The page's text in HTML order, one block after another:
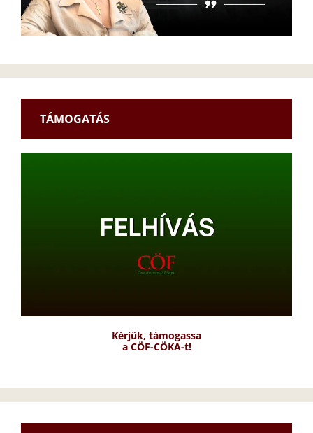
TÁMOGATÁS
Kérjük, támogassa
a CÖF-CÖKA-t!